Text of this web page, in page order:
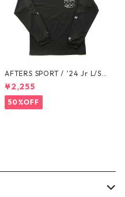
AFTERS SPORT / '24 Jr L/S T
EE
¥2,255
50%OFF